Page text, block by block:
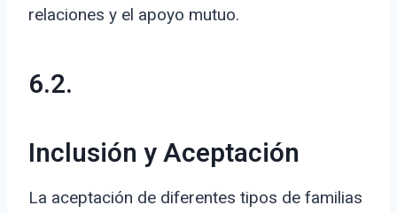
relaciones y el apoyo mutuo.
6.2.
Inclusión y Aceptación
La aceptación de diferentes tipos de familias